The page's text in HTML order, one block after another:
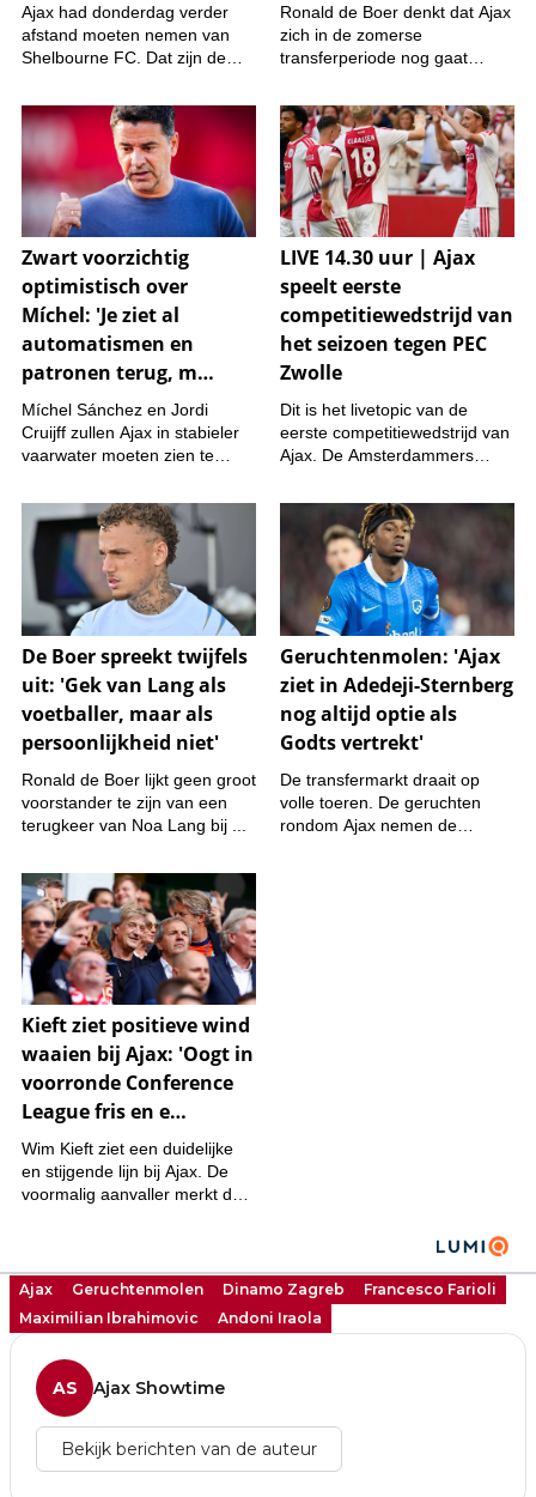
Ajax Geruchtenmolen Dinamo Zagreb
Francesco Farioli
Maximilian Ibrahimovic
Andoni Iraola
AS Ajax Showtime
Bekijk berichten van de auteur